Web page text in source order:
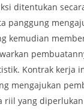
ditentukan
panggung
kemudian
Kontrak kerja
mengajukan
riil yang